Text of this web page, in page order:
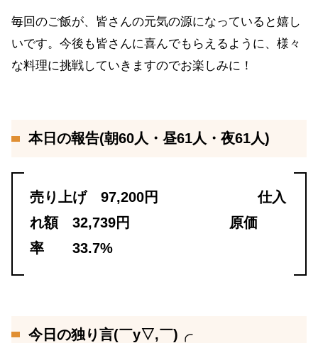
毎回のご飯が、皆さんの元気の源になっていると嬉し
いです。今後も皆さんに喜んでもらえるように、様々
な料理に挑戦していきますのでお楽しみに！
本日の報告(朝60人・昼61人・夜61人)
売り上げ 97,200円 仕入
れ額 32,739円 原価
率 33.7%
今日の独り言(￣y▽,￣)╭